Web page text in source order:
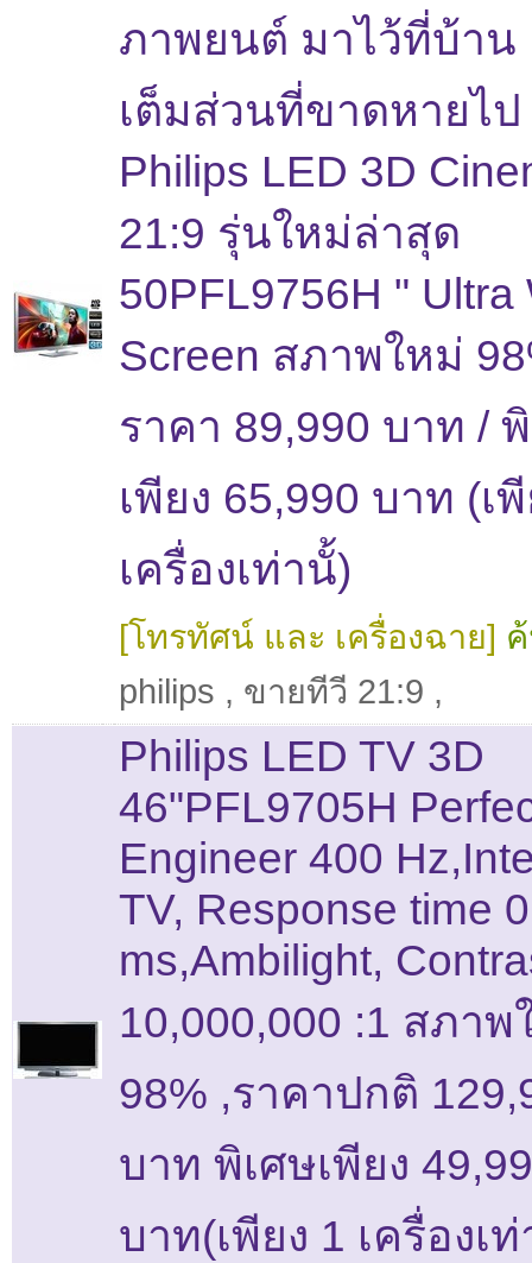
ภาพยนต์ มาไว้ที่บ้าน
เต็มส่วนที่ขาดหายไป
Philips LED 3D
21:9 รุ่นใหม่ล่าสุด
50PFL9756H " Ultra
Screen สภาพใหม่
ราคา 89,990 บาท /
เพียง 65,990 บาท (เ
เครื่องเท่านั้)
[โทรทัศน์ และ เครื่องฉาย]
philips , ขายทีวี 21:9 ,
Philips LED TV 3D
46"PFL9705H
Engineer 400
TV, Response time
ms,Ambilight,
10,000,000 :1 สภาพ
98% ,ราคาปกติ
บาท พิเศษเพียง
บาท(เพียง 1 เครื่องเ